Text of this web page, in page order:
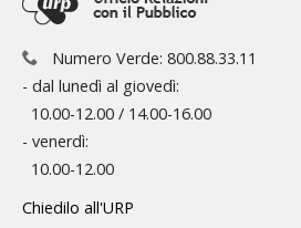
Numero Verde: 800.88.33.11
- dal lunedì al giovedì:
10.00-12.00 / 14.00-16.00
- venerdì:
10.00-12.00
Chiedilo all'URP